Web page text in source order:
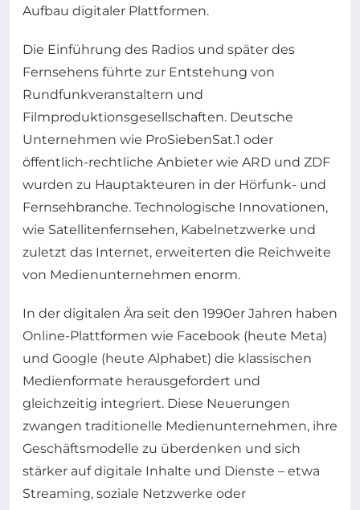
Aufbau digitaler Plattformen.
Die Einführung des Radios und später des
Fernsehens führte zur Entstehung von
Rundfunkveranstaltern und
Filmproduktionsgesellschaften. Deutsche
Unternehmen wie ProSiebenSat.1 oder
öffentlich-rechtliche Anbieter wie ARD und ZDF
wurden zu Hauptakteuren in der Hörfunk- und
Fernsehbranche. Technologische Innovationen,
wie Satellitenfernsehen, Kabelnetzwerke und
zuletzt das Internet, erweiterten die Reichweite
von Medienunternehmen enorm.
In der digitalen Ära seit den 1990er Jahren haben
Online-Plattformen wie Facebook (heute Meta)
und Google (heute Alphabet) die klassischen
Medienformate herausgefordert und
gleichzeitig integriert. Diese Neuerungen
zwangen traditionelle Medienunternehmen, ihre
Geschäftsmodelle zu überdenken und sich
stärker auf digitale Inhalte und Dienste – etwa
Streaming, soziale Netzwerke oder